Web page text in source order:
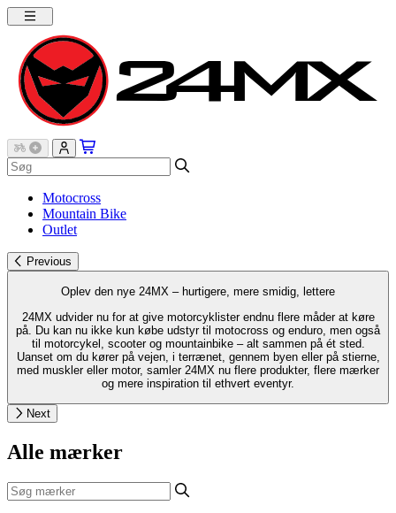
Motocross
Mountain Bike
Outlet
Previous
Oplev den nye 24MX – hurtigere, mere smidig, lettere
24MX udvider nu for at give motorcyklister endnu flere måder at køre
på. Du kan nu ikke kun købe udstyr til motocross og enduro, men også
til motorcykel, scooter og mountainbike – alt sammen på ét sted.
Uanset om du kører på vejen, i terrænet, gennem byen eller på stierne,
med muskler eller motor, samler 24MX nu flere produkter, flere mærker
og mere inspiration til ethvert eventyr.
Next
Alle mærker